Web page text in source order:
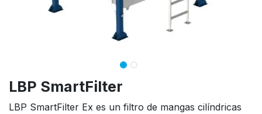
LBP SmartFilter
LBP SmartFilter Ex es un filtro de mangas cilíndricas